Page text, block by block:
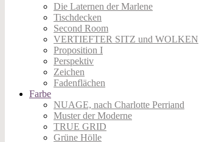
Die Laternen der Marlene
Tischdecken
Second Room
VERTIEFTER SITZ und WOLKEN
Proposition I
Perspektiv
Zeichen
Fadenflächen
Farbe
NUAGE, nach Charlotte Perriand
Muster der Moderne
TRUE GRID
Grüne Hölle